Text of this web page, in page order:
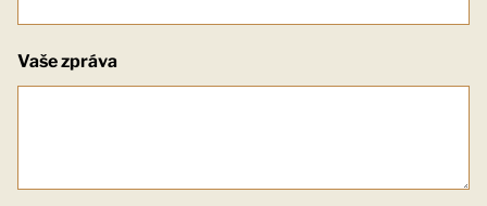
Vaše zpráva